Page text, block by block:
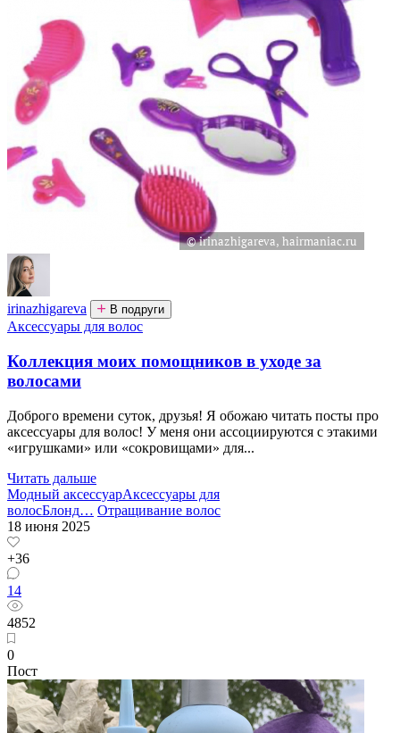
irinazhigareva В подруги
Аксессуары для волос
Коллекция моих помощников в уходе за
волосами
Доброго времени суток, друзья! Я обожаю читать посты про
аксессуары для волос! У меня они ассоциируются с этакими
«игрушками» или «сокровищами» для...
Читать дальше
Модный аксессуарАксессуары для
волосБлонд… Отращивание волос
18 июня 2025
+36
14
4852
0
Пост